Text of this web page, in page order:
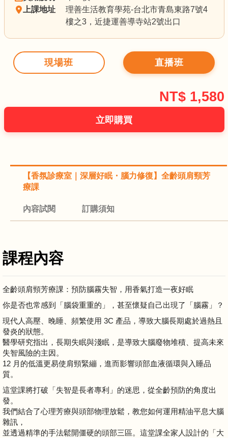
上課地址
理善生活教育學苑-台北市青島東路7號4
樓之3，近捷運善導寺站2號出口
現場班 直播班
NT$ 1,580
【香氛診療室｜深層好眠・腦力修復】全齡頭肩頸芳
療課
內容試閱 訂購須知
課程內容
全齡頭肩頸芳療課：預防腦霧失智，用香氣打造一夜好眠
你是否也常感到「腦袋重重的」，甚至懷疑自己出現了「腦霧」？
現代人高壓、晚睡、頻繁使用 3C 產品，導致大腦長期處於過熱且
發炎的狀態。
醫學研究指出，長期失眠與淺眠，是導致大腦廢物堆積、提高未來
失智風險的主因。
12 月的低溫更易使肩頸緊繃，進而影響頭部血液循環與入睡品
質。
這堂課將打破「失智是長者專利」的迷思，從全齡預防的角度出
發。
我們結合了心理芳療與頭部物理放鬆，教您如何運用精油平息大腦
雜訊，
並透過精準的手法鬆開僵硬的頭部三區。這堂課全家人設計的「大